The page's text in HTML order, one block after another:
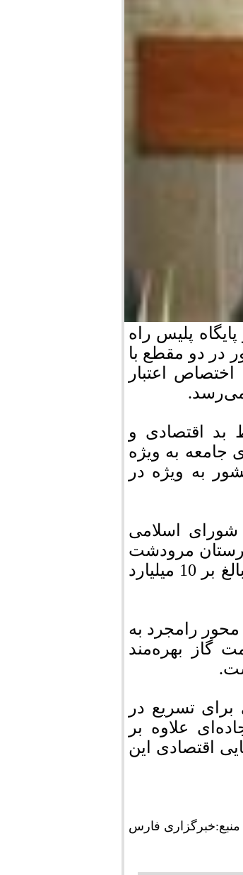
پلیس راه
در دو مقطع با
با اختصاص اعتبار
می‌رسد.
بد اقتصادی و
جامعه به ویژه
به ویژه در
شورای اسلامی
مرودشت
وجود دارد، عملیات اجرایی نیروگاه 66 کیلوولت با اعتباری بالغ بر 10 میلیارد
16 روستا در مسیر محور رامجرد به
گاز بهره‌مند
تسریع در
علاوه بر
اقتصادی این
منبع:خبرگزاری فارس